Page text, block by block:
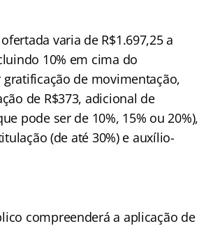
varia de R$1.697,25 a
10% em cima do
de movimentação,
de R$373, adicional de
pode ser de 10%, 15% ou 20%),
(de até 30%) e auxílio-
compreenderá a aplicação de